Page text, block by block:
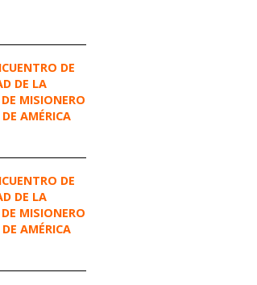
DE
DE LA
MISIONERO
AMÉRICA
DE
DE LA
MISIONERO
AMÉRICA